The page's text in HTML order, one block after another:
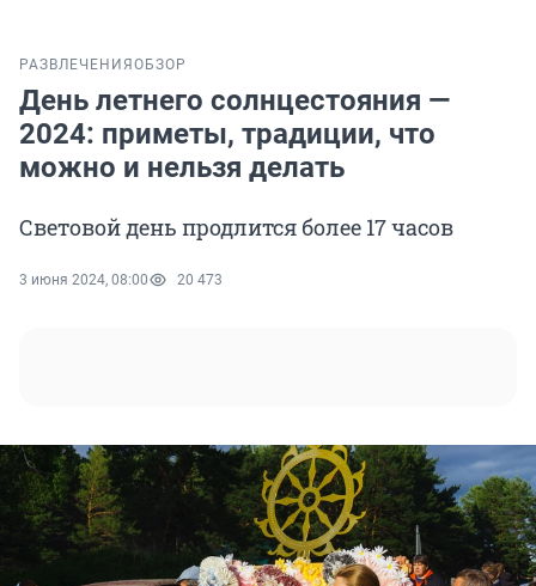
РАЗВЛЕЧЕНИЯ ОБЗОР
День летнего солнцестояния —
2024: приметы, традиции, что
можно и нельзя делать
Световой день продлится более 17 часов
3 июня 2024, 08:00 20 473